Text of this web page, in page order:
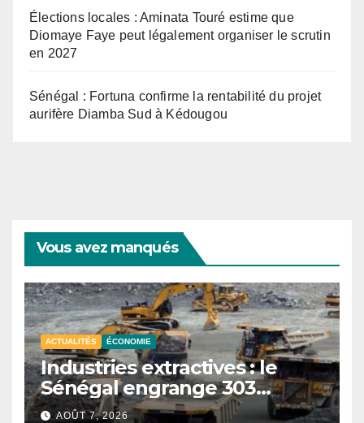
Élections locales : Aminata Touré estime que
Diomaye Faye peut légalement organiser le scrutin
en 2027
Sénégal : Fortuna confirme la rentabilité du projet
aurifère Diamba Sud à Kédougou
Vous avez manqués
ACTUALITÉS ÉCONOMIE
Industries extractives : le
Sénégal engrange 303
milliards FCFA de revenus au
AOÛT 7, 2026